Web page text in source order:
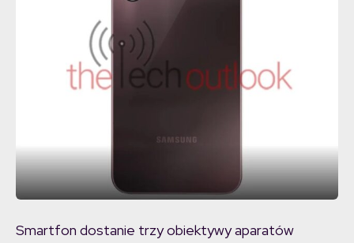
Smartfon dostanie trzy obiektywy aparatów